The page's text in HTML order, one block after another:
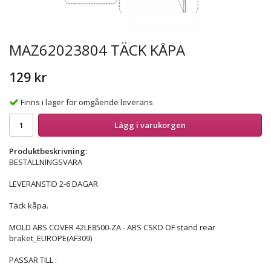
MAZ62023804 TÄCK KÅPA
129 kr
Finns i lager för omgående leverans
Lägg i varukorgen
Produktbeskrivning:
BESTÄLLNINGSVARA
LEVERANSTID 2-6 DAGAR
Täck kåpa.
MOLD ABS COVER 42LE8500-ZA - ABS CSKD OF stand rear
braket_EUROPE(AF309)
PASSAR TILL :